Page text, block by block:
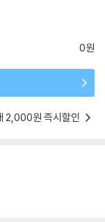
0원
2,000원 즉시할인